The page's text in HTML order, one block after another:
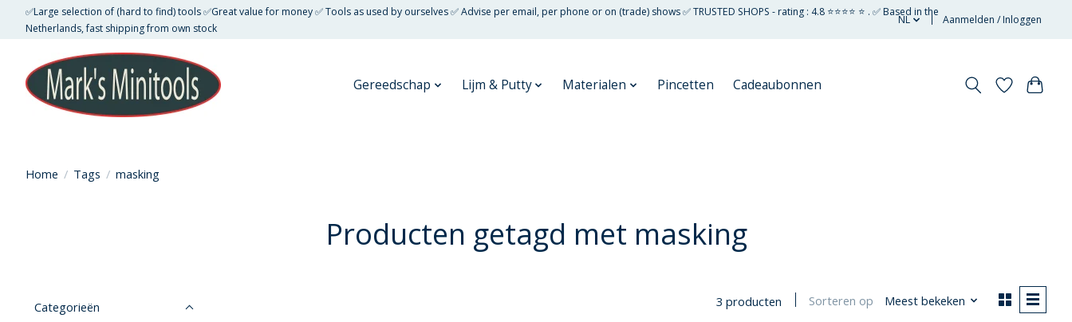
✅Large selection of (hard to find) tools ✅Great value for money ✅ Tools as used by ourselves ✅ Advise per email, per phone or on (trade) shows ✅ TRUSTED SHOPS - rating : 4.8 ⭐⭐⭐⭐ ⭐ . ✅ Based in the
Netherlands, fast shipping from own stock
NL Aanmelden / Inloggen
Gereedschap Lijm & Putty Materialen Pincetten Cadeaubonnen
Home / Tags / masking
Producten getagd met masking
Categorieën 3 producten Sorteren op Meest bekeken